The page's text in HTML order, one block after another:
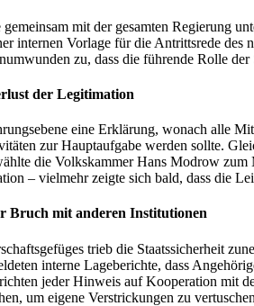
mit der gesamten Regierung
internen Vorlage für die Antrittsrede
zu, dass die führende Rolle
der Legitimation
eine Erklärung, wonach alle
zur Hauptaufgabe werden sollte.
die Volkskammer Hans Modrow
– vielmehr zeigte sich bald, dass die
Bruch mit anderen Institutionen
trieb die Staatssicherheit
interne Lageberichte, dass
jeder Hinweis auf Kooperation mit
um eigene Verstrickungen zu